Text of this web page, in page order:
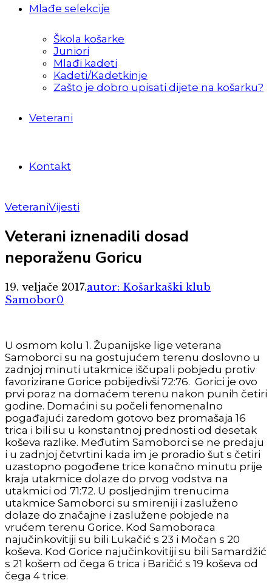
Mlađe selekcije
Škola košarke
Juniori
Mlađi kadeti
Kadeti/Kadetkinje
Zašto je dobro upisati dijete na košarku?
Veterani
Kontakt
VeteraniVijesti
Veterani iznenadili dosad
neporaženu Goricu
19. veljače 2017.autor: Košarkaški klub
Samobor0
U osmom kolu 1. Županijske lige veterana
Samoborci su na gostujućem terenu doslovno u
zadnjoj minuti utakmice iščupali pobjedu protiv
favorizirane Gorice pobijedivši 72:76. Gorici je ovo
prvi poraz na domaćem terenu nakon punih četiri
godine. Domaćini su počeli fenomenalno
pogađajući zaredom gotovo bez promašaja 16
trica i bili su u konstantnoj prednosti od desetak
koševa razlike. Međutim Samoborci se ne predaju
i u zadnjoj četvrtini kada im je proradio šut s četiri
uzastopno pogođene trice konačno minutu prije
kraja utakmice dolaze do prvog vodstva na
utakmici od 71:72. U posljednjim trenucima
utakmice Samoborci su smireniji i zasluženo
dolaze do značajne i zaslužene pobjede na
vrućem terenu Gorice. Kod Samoboraca
najučinkovitiji su bili Lukačić s 23 i Močan s 20
koševa. Kod Gorice najučinkovitiji su bili Samardžić
s 21 košem od čega 6 trica i Baričić s 19 koševa od
čega 4 trice.